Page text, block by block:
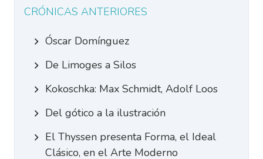
CRÓNICAS ANTERIORES
Óscar Domínguez
De Limoges a Silos
Kokoschka: Max Schmidt, Adolf Loos
Del gótico a la ilustración
El Thyssen presenta Forma, el Ideal
Clásico, en el Arte Moderno